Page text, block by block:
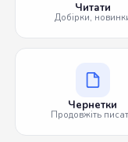
Читати
Добірки,
Чернетки
Продовжіть